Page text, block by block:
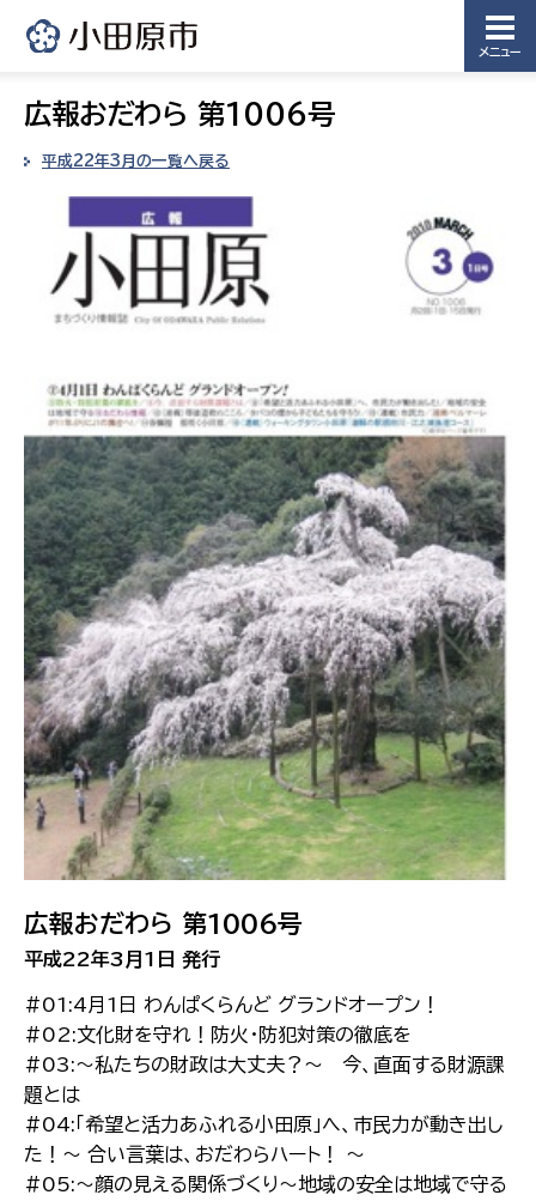
メニュー
広報おだわら 第1006号
平成22年3月の一覧へ戻る
広報おだわら 第1006号
平成22年3月1日 発行
#01:4月1日 わんぱくらんど グランドオープン！
#02:文化財を守れ！防火・防犯対策の徹底を
#03:〜私たちの財政は大丈夫？〜 今、直面する財源課
題とは
#04:「希望と活力あふれる小田原」へ、市民力が動き出し
た！〜 合い言葉は、おだわらハート！ 〜
#05:〜顔の見える関係づくり〜地域の安全は地域で守る